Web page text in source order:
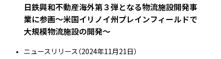
日鉄興和不動産海外第３弾となる物流施設開発事
業に参画～米国イリノイ州プレインフィールドで
大規模物流施設の開発～
ニュースリリース（2024年11月21日）